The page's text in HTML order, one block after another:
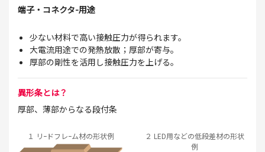
端子・コネクタ-用途
少ない材料で高い接触圧力が得られます。
大電流用途での発熱放散；厚部が寄与。
厚部の剛性を活用し接触圧力を上げる。
異形条とは？
厚部、薄部からなる段付条
１ リｰドフレｰム材の形状例
２ LED用などの低段差材の形状
例